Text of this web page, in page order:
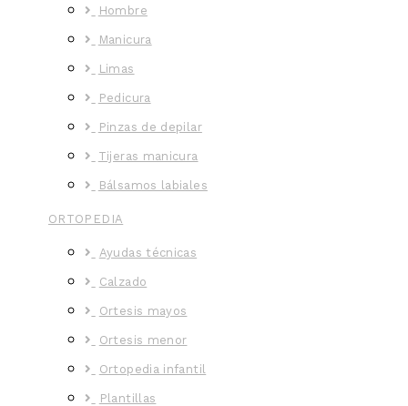
Hombre
Manicura
Limas
Pedicura
Pinzas de depilar
Tijeras manicura
Bálsamos labiales
ORTOPEDIA
Ayudas técnicas
Calzado
Ortesis mayos
Ortesis menor
Ortopedia infantil
Plantillas